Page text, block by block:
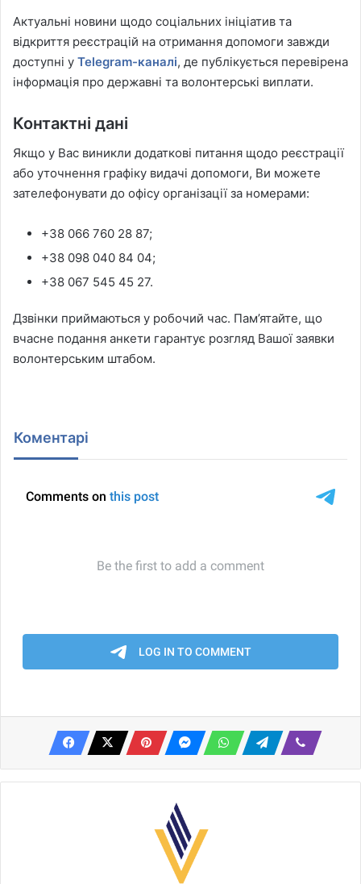
Актуальні новини щодо соціальних ініціатив та
відкриття реєстрацій на отримання допомоги завжди
доступні у Telegram-каналі, де публікується перевірена
інформація про державні та волонтерські виплати.
Контактні дані
Якщо у Вас виникли додаткові питання щодо реєстрації
або уточнення графіку видачі допомоги, Ви можете
зателефонувати до офісу організації за номерами:
+38 066 760 28 87;
+38 098 040 84 04;
+38 067 545 45 27.
Дзвінки приймаються у робочий час. Пам’ятайте, що
вчасне подання анкети гарантує розгляд Вашої заявки
волонтерським штабом.
Коментарі